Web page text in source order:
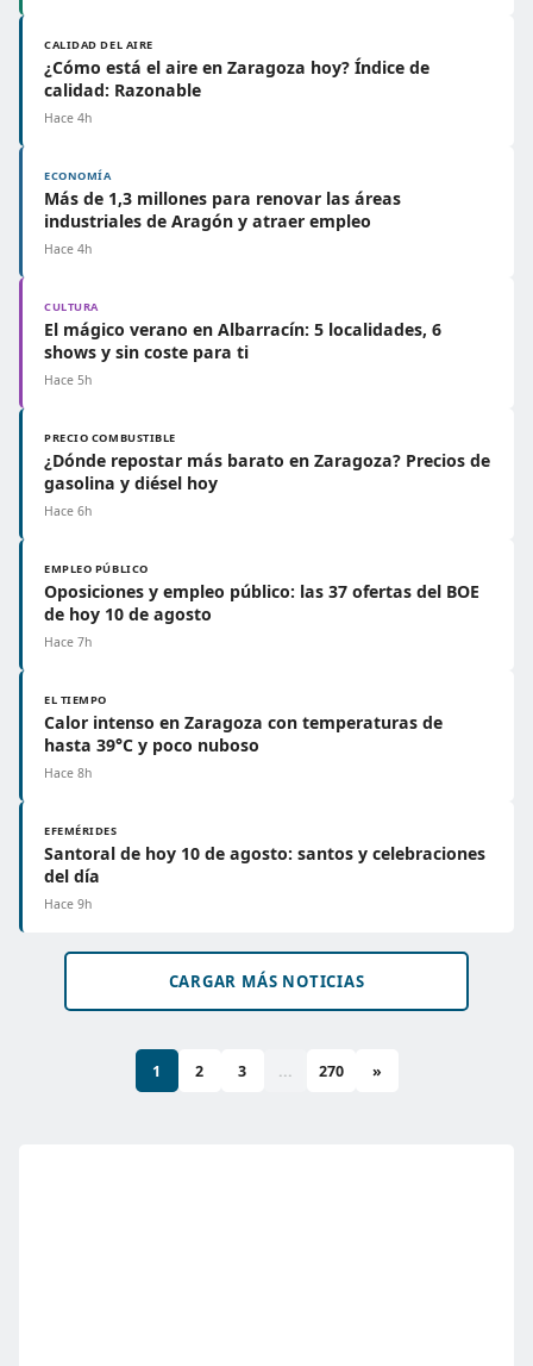
CALIDAD DEL AIRE
¿Cómo está el aire en Zaragoza hoy? Índice de
calidad: Razonable
Hace 4h
ECONOMÍA
Más de 1,3 millones para renovar las áreas
industriales de Aragón y atraer empleo
Hace 4h
CULTURA
El mágico verano en Albarracín: 5 localidades, 6
shows y sin coste para ti
Hace 5h
PRECIO COMBUSTIBLE
¿Dónde repostar más barato en Zaragoza? Precios de
gasolina y diésel hoy
Hace 6h
EMPLEO PÚBLICO
Oposiciones y empleo público: las 37 ofertas del BOE
de hoy 10 de agosto
Hace 7h
EL TIEMPO
Calor intenso en Zaragoza con temperaturas de
hasta 39°C y poco nuboso
Hace 8h
EFEMÉRIDES
Santoral de hoy 10 de agosto: santos y celebraciones
del día
Hace 9h
CARGAR MÁS NOTICIAS
1 2 3 ... 270 »